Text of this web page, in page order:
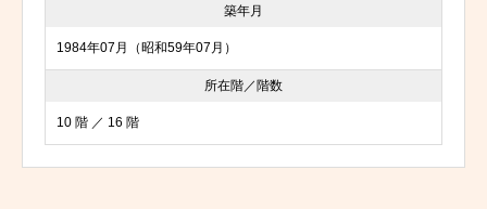
築年月
1984年07月（昭和59年07月）
所在階／階数
10 階 ／ 16 階